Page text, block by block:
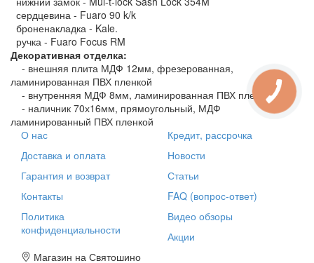
сердцевина - Fuaro 90 k/k
броненакладка - Kale.
ручка - Fuaro Focus RM
Декоративная отделка:
- внешняя плита МДФ 12мм, фрезерованная,
ламинированная ПВХ пленкой
- внутренняя МДФ 8мм, ламинированная ПВХ пленкой
- наличник 70х16мм, прямоугольный, МДФ
ламинированный ПВХ пленкой
О нас
Доставка и оплата
Гарантия и возврат
Контакты
Политика
конфиденциальности
Кредит, рассрочка
Новости
Статьи
FAQ (вопрос-ответ)
Видео обзоры
Акции
Магазин на Святошино